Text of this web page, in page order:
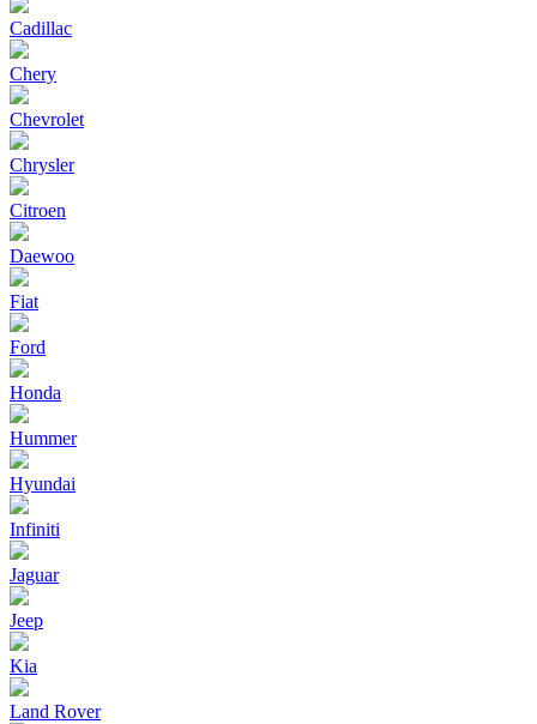
Cadillac
Chery
Chevrolet
Chrysler
Citroen
Daewoo
Fiat
Ford
Honda
Hummer
Hyundai
Infiniti
Jaguar
Jeep
Kia
Land Rover